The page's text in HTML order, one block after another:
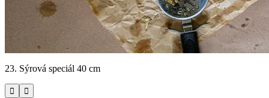
23. Sýrová speciál 40 cm
 